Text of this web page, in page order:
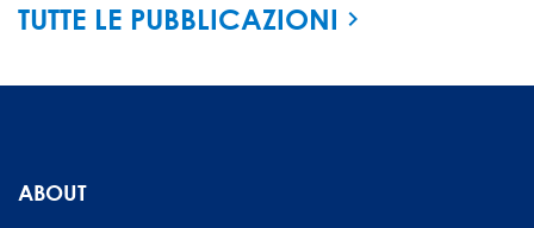
TUTTE LE PUBBLICAZIONI
ABOUT